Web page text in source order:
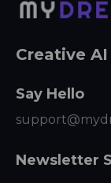
Creative
Say Hello
Newsletter